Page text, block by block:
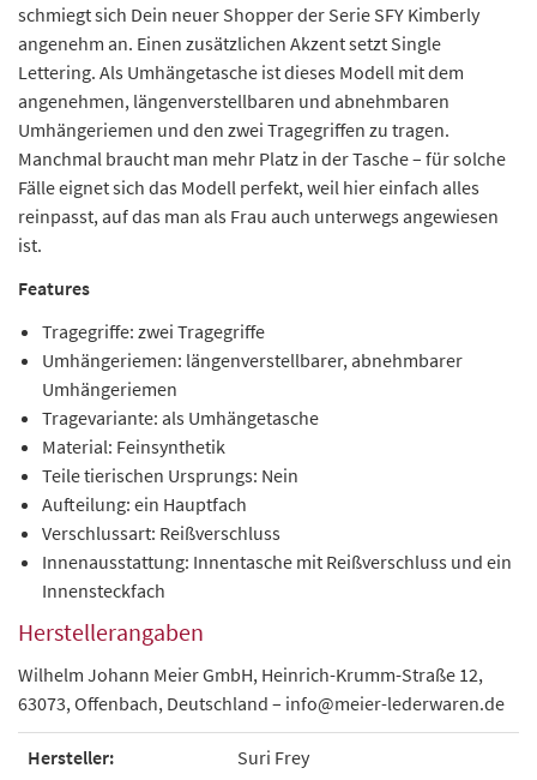
schmiegt sich Dein neuer Shopper der Serie SFY Kimberly
angenehm an. Einen zusätzlichen Akzent setzt Single
Lettering. Als Umhängetasche ist dieses Modell mit dem
angenehmen, längenverstellbaren und abnehmbaren
Umhängeriemen und den zwei Tragegriffen zu tragen.
Manchmal braucht man mehr Platz in der Tasche – für solche
Fälle eignet sich das Modell perfekt, weil hier einfach alles
reinpasst, auf das man als Frau auch unterwegs angewiesen
ist.
Features
Tragegriffe: zwei Tragegriffe
Umhängeriemen: längenverstellbarer, abnehmbarer
Umhängeriemen
Tragevariante: als Umhängetasche
Material: Feinsynthetik
Teile tierischen Ursprungs: Nein
Aufteilung: ein Hauptfach
Verschlussart: Reißverschluss
Innenausstattung: Innentasche mit Reißverschluss und ein
Innensteckfach
Herstellerangaben
Wilhelm Johann Meier GmbH, Heinrich-Krumm-Straße 12,
63073, Offenbach, Deutschland – info@meier-lederwaren.de
Hersteller: Suri Frey